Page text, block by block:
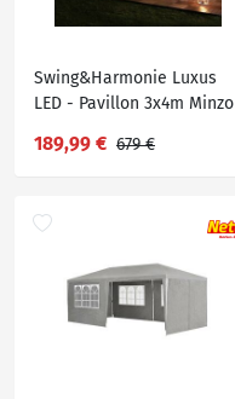
Swing&Harmonie Luxus
LED - Pavillon 3x4m Minzo
LED Beleuchtung +
Partyzelt Gartenzelt -
189,99 € 679 €